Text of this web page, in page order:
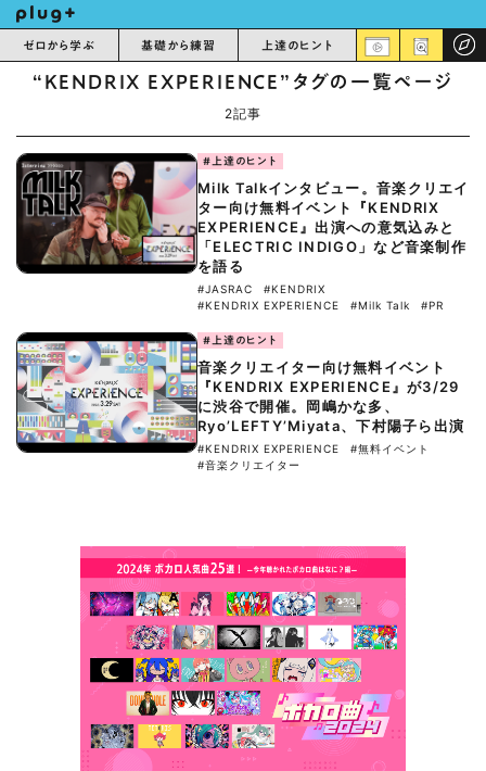
ゼロから学ぶ 基礎から練習 上達のヒント
“KENDRIX EXPERIENCE”タグの一覧ページ
2記事
#上達のヒント
Milk Talkインタビュー。音楽クリエイ
ター向け無料イベント『KENDRIX
EXPERIENCE』出演への意気込みと
「ELECTRIC INDIGO」など音楽制作
を語る
#JASRAC
#KENDRIX
#KENDRIX EXPERIENCE
#Milk Talk #PR
#上達のヒント
音楽クリエイター向け無料イベント
『KENDRIX EXPERIENCE』が3/29
に渋谷で開催。岡嶋かな多、
Ryo’LEFTY’Miyata、下村陽子ら出演
#KENDRIX EXPERIENCE
#無料イベント
#音楽クリエイター